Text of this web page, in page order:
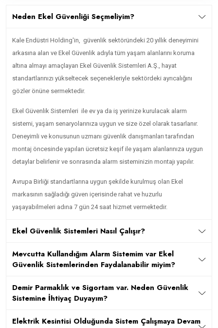
Neden Ekel Güvenliği Seçmeliyim?
Kale Endüstri Holding'in, güv​enlik sektöründeki 20 yıllık deneyimini
arkasına alan ve Ekel Güvenlik adıyla tüm yaşam alanlarını koruma
altına almayı amaçlayan Ekel Güvenlik Sistemleri A.Ş., hayat
standartlarınızı yükseltecek seçenekleriyle sektördeki ayrıcalığını
gözler önüne sermektedir.
Ekel Güvenlik Sistemleri ile ev ya da iş yerinize kurulacak alarm
sistemi, yaşam senaryolarınıza uygun ve size özel olarak tasarlanır.
Deneyimli ve konusunun uzmanı güvenlik danışmanları tarafından
montaj öncesinde yapılan ücretsiz keşif ile yaşam alanlarınıza uygun
detaylar belirlenir ve sonrasında alarm sisteminizin montajı yapılır.
Avrupa Birliği standartlarına uygun şekilde kurulmuş olan Ekel
markasının sağladığı güven içerisinde rahat ve huzurlu
yaşayabilmeleri adına 7 gün 24 saat hizmet vermektedir.
Ekel Güvenlik Sistemleri Nasıl Çalışır?
Mevcutta Kullandığım Alarm Sistemim var Ekel
Güvenlik Sistemlerinden Faydalanabilir miyim?
Demir Parmaklık ve Sigortam var. Neden Güvenlik
Sistemine İhtiyaç Duyayım?
Elektrik Kesintisi Olduğunda Sistem Çalışmaya Devam